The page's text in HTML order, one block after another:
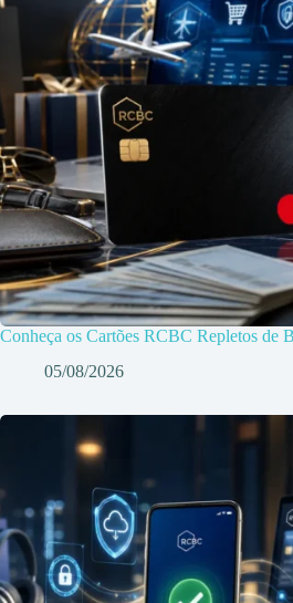
Conheça os Cartões RCBC Repletos de
05/08/2026